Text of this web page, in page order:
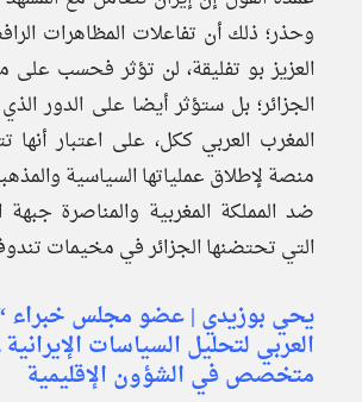
وحذر؛ ذلك أن تفاعلات المظاهرات
العزيز بو تفليقة، لن تؤثر فحسب على
الجزائر؛ بل ستؤثر أيضا على الدور
المغرب العربي ككل، على اعتبار أنها
منصة لإطلاق عملياتها السياسية
ضد المملكة المغربية والمناصرة جبهة
التي تحتضنها الجزائر في مخيمات
يحي بوزيدي | عضو مجلس خبراء
العربي لتحليل السياسات الإيرانية
متخصص في الشؤون الإقليمية